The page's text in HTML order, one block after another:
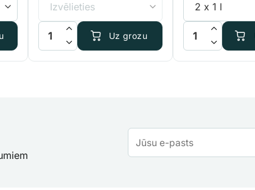
A+B daudzums
EC mērītājs ADWA AD32 daudzums
Uz grozu
AgroGardens